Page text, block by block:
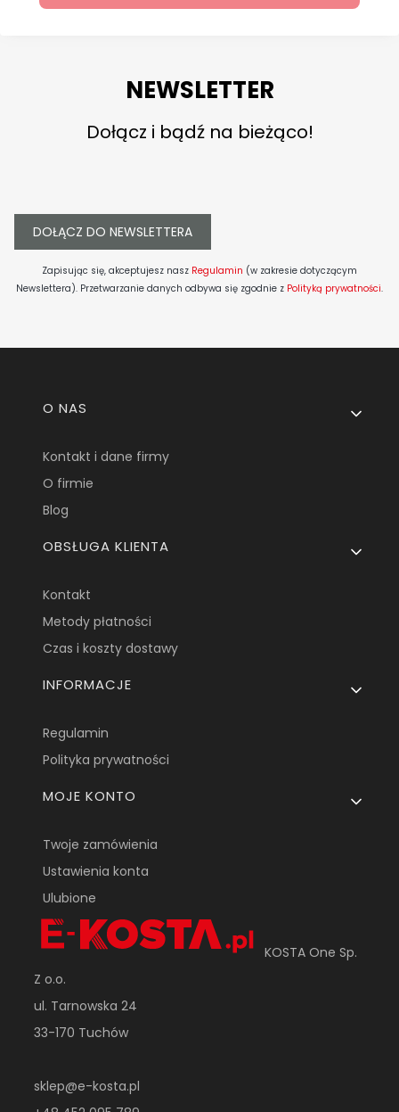
NEWSLETTER
Dołącz i bądź na bieżąco!
DOŁĄCZ DO NEWSLETTERA
Zapisując się, akceptujesz nasz Regulamin (w zakresie dotyczącym
Newslettera). Przetwarzanie danych odbywa się zgodnie z Polityką prywatności.
Linki w stopce
O NAS
Kontakt i dane firmy
O firmie
Blog
OBSŁUGA KLIENTA
Kontakt
Metody płatności
Czas i koszty dostawy
INFORMACJE
Regulamin
Polityka prywatności
MOJE KONTO
Twoje zamówienia
Ustawienia konta
Ulubione
KOSTA One Sp.
Z o.o.
ul. Tarnowska 24
33-170 Tuchów
sklep@e-kosta.pl